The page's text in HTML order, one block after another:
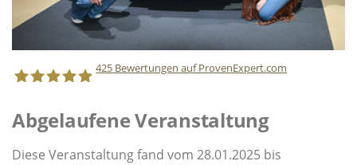
Staff Direct GmbH
425 Bewertungen auf ProvenExpert.com
Abgelaufene Veranstaltung
Diese Veranstaltung fand vom 28.01.2025 bis